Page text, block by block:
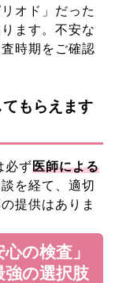
オド」だった
ます。不安な
時期をご確認
もらえます
必ず医師による
を経て、適切
提供はありま
の検査」
の選択肢